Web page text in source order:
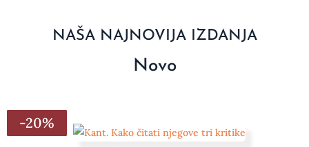
NAŠA NAJNOVIJA IZDANJA
Novo
-20%
-20%
-20%
-20%
-20%
-20%
-20%